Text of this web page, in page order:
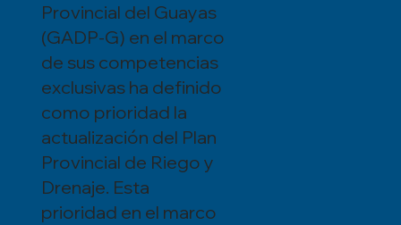
Provincial del Guayas
(GADP-G) en el marco
de sus competencias
exclusivas ha definido
como prioridad la
actualización del Plan
Provincial de Riego y
Drenaje. Esta
prioridad en el marco